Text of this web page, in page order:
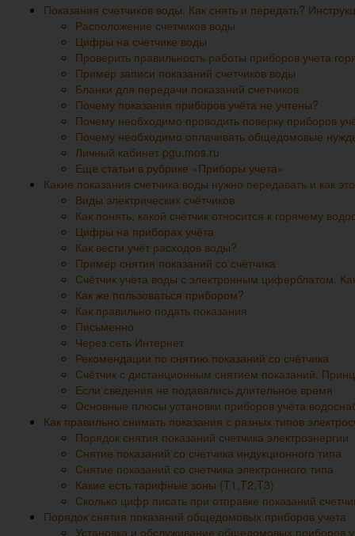
Показания счетчиков воды. Как снять и передать?
Расположение счетчиков воды
Цифры на счетчике воды
Проверить правильность работы приборов учета
Пример записи показаний счетчиков воды
Бланки для передачи показаний счетчиков
Почему показания приборов учёта не учтены?
Почему необходимо проводить поверку приборов
Почему необходимо оплачивать общедомовые
Личный кабинет pgu.mos.ru
Еще статьи в рубрике «Приборы учета»
Какие показания счетчика воды нужно передавать и как
Виды электрических счётчиков
Как понять, какой счётчик относится к горячему
Цифры на приборах учёта
Как вести учёт расходов воды?
Пример снятия показаний со счётчика
Счётчик учёта воды с электронным циферблатом.
Как же пользоваться прибором?
Как правильно подать показания
Письменно
Через сеть Интернет
Рекомендации по снятию показаний со счётчика
Счётчик с дистанционным снятием показаний.
Если сведения не подавались длительное время
Основные плюсы установки приборов учёта
Как правильно снимать показания с разных типов
Порядок снятия показаний счетчика электроэнергии
Снятие показаний со счетчика индукционного типа
Снятие показаний со счетчика электронного типа
Какие есть тарифные зоны (T1,T2,T3)
Сколько цифр писать при отправке показаний
Порядок снятия показаний общедомовых приборов учета
Установка и обслуживание общедомовых приборов